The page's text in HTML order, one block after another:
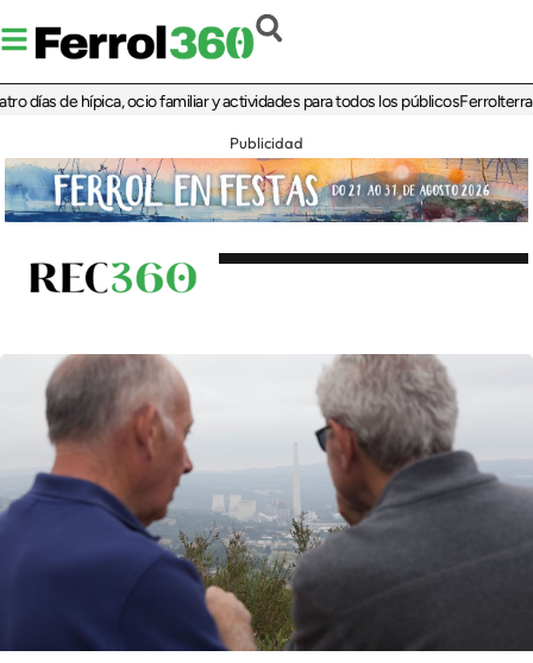
de hípica, ocio familiar y actividades para todos los públicosFerrolterra
Publicidad